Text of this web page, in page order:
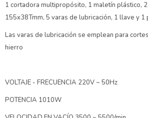
1 cortadora multipropósito, 1 maletín plástico,
155x38Tmm, 5 varas de lubricación, 1 llave y 1
Las varas de lubricación se emplean para
hierro
VOLTAJE - FRECUENCIA 220V ~ 50Hz
POTENCIA 1010W